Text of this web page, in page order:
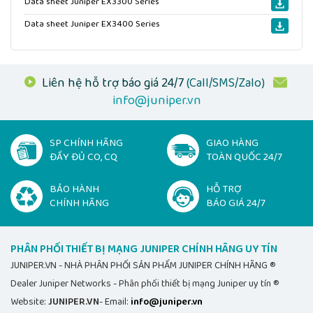
Liên hệ Hotline JUNIPER.VN
0522 388 688 - 0568 388
688
Data sheet Juniper EX3400 Series
Liên hệ hỗ trợ báo giá 24/7(Call/SMS/Zalo)
info@juniper.vn
SP CHÍNH HÃNG
ĐẦY ĐỦ CO, CQ
GIAO HÀNG
TOÀN QUỐC 24/7
BẢO HÀNH
CHÍNH HÃNG
HỖ TRỢ
BÁO GIÁ 24/7
PHÂN PHỐI THIẾT BỊ MẠNG JUNIPER CHÍNH HÃNG UY TÍN
JUNIPER.VN - NHÀ PHÂN PHỐI SẢN PHẨM JUNIPER CHÍNH HÃNG ®
Dealer Juniper Networks - Phân phối thiết bị mạng Juniper uy tín ®
Website:JUNIPER.VN- Email: info@juniper.vn